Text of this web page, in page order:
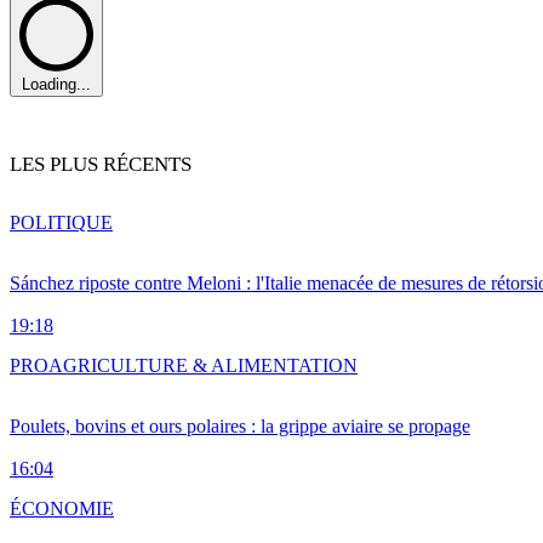
Loading...
LES PLUS RÉCENTS
Sánchez riposte contre Meloni : l'Italie menacée de mesures de
19:18
POLITIQUE
Poulets, bovins et ours polaires : la grippe aviaire se propage
16:04
PROAGRICULTURE & ALIMENTATION
ÉCONOMIE